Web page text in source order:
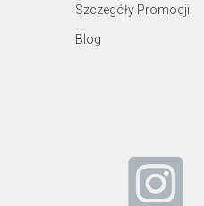
Szczegóły Promocji
Blog